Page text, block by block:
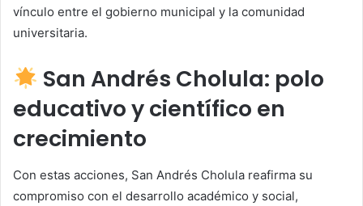
vínculo entre el gobierno municipal y la comunidad
universitaria.
San Andrés Cholula: polo
educativo y científico en
crecimiento
Con estas acciones, San Andrés Cholula reafirma su
compromiso con el desarrollo académico y social,